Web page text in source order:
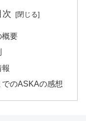
次
概要
でのASKAの感想